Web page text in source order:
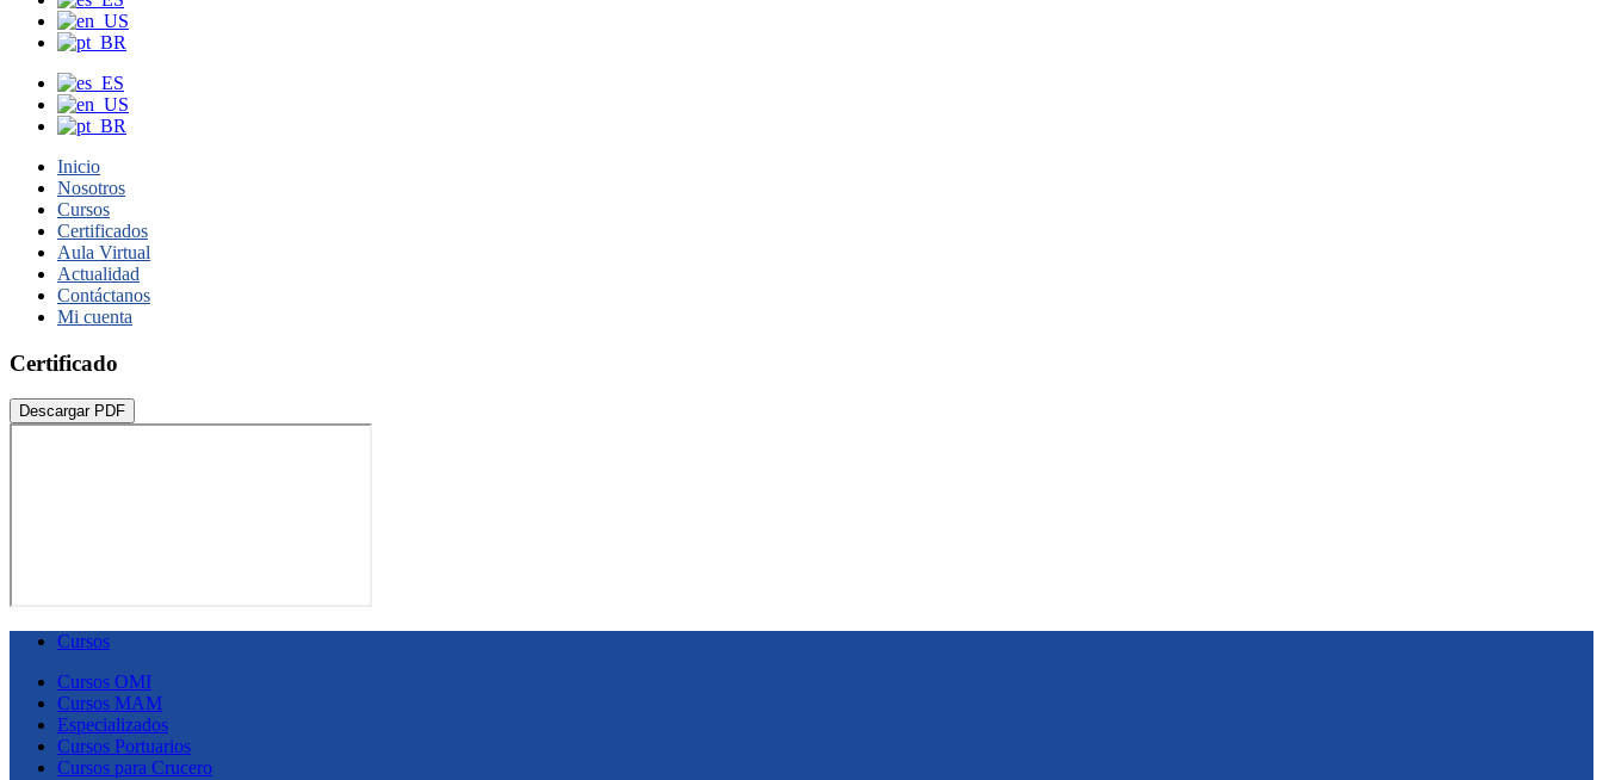
Inicio
Nosotros
Cursos
Certificados
Aula Virtual
Actualidad
Contáctanos
Mi cuenta
Certificado
Descargar PDF
Cursos
Cursos OMI
Cursos MAM
Especializados
Cursos Portuarios
Cursos para Crucero